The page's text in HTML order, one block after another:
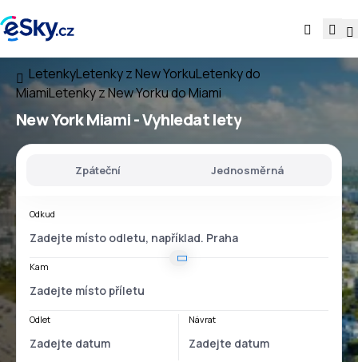
LetenkyLetenky z New YorkuLetenky do
MiamiLetenky z New Yorku do Miami
New York Miami- Vyhledat lety
Zpáteční Jednosměrná
Odkud
Kam
Odlet Návrat